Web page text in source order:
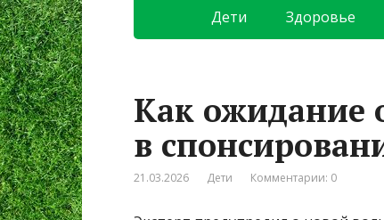
Дети Здоровье
Как ожидание
в
21.03.2026 Дети Комментарии: 0